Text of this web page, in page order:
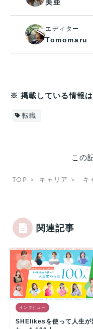
美亜
エディター
Tomomaru
※ 掲載している情報は
転職
この
TOP キャリア キ
関連記事
インタビュー
SHElikesを使って人生が